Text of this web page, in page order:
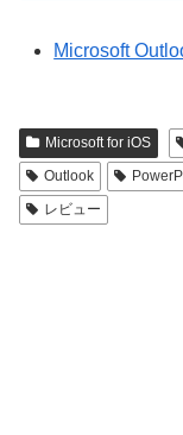
‎Microsoft
Microsoft for iOS
Outlook
レビュー